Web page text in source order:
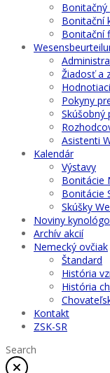
Bonitační
Bonitační
Žiadosť a
Pokyny
Skúšobný
Asistenti
Kalendár
Výstavy
Bonitácie
Bonitácie
Skúšky
Noviny
Archív akcií
Nemecký ovčiak
Štandard
História
História
Kontakt
ZSK-SR
Search